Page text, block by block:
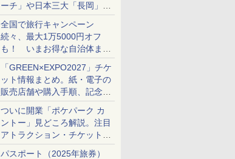
ーチ」や日本三大「長岡」な
ど大型イベント目白押し！
全国で旅行キャンペーン
続々、最大1万5000円オフ
も！ いまお得な自治体まと
め
「GREEN×EXPO2027」チケ
ット情報まとめ。紙・電子の
販売店舗や購入手順、記念チ
ケットも解説
ついに開業「ポケパーク カ
ントー」見どころ解説。注目
アトラクション・チケット手
配・来場前に必要な準備は？
パスポート（2025年旅券）